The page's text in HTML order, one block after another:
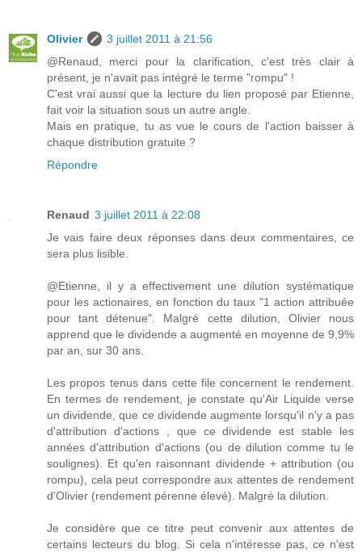
Olivier
3 juillet 2011 à 21:56
@Renaud, merci pour la clarification, c'est très clair à
présent, je n'avait pas intégré le terme "rompu" !
C'est vrai aussi que la lecture du lien proposé par Etienne,
fait voir la situation sous un autre angle.
Mais en pratique, tu as vue le cours de l'action baisser à
chaque distribution gratuite ?
Répondre
Renaud 3 juillet 2011 à 22:08
Je vais faire deux réponses dans deux commentaires, ce
sera plus lisible.
@Etienne, il y a effectivement une dilution systématique
pour les actionaires, en fonction du taux "1 action attribuée
pour tant détenue". Malgré cette dilution, Olivier nous
apprend que le dividende a augmenté en moyenne de 9,9%
par an, sur 30 ans.
Les propos tenus dans cette file concernent le rendement.
En termes de rendement, je constate qu'Air Liquide verse
un dividende, que ce dividende augmente lorsqu'il n'y a pas
d'attribution d'actions , que ce dividende est stable les
années d'attribution d'actions (ou de dilution comme tu le
soulignes). Et qu'en raisonnant dividende + attribution (ou
rompu), cela peut correspondre aux attentes de rendement
d'Olivier (rendement pérenne élevé). Malgré la dilution.
Je considère que ce titre peut convenir aux attentes de
certains lecteurs du blog. Si cela n'intéresse pas, ce n'est